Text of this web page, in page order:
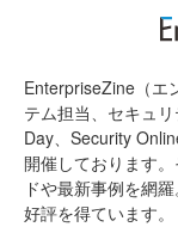
EnterpriseZine（エ
テム担当、セキュ
Day、Security
開催しております
ドや最新事例を網
好評を得ています。